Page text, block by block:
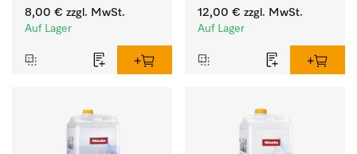
Kanistern.
8,00 € zzgl. MwSt.
Auf Lager
das TwinDos-
Dosiersystem.
12,00 € zzgl. MwSt.
Auf Lager